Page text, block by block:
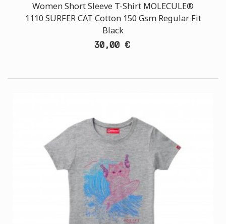
Women Short Sleeve T-Shirt MOLECULE®
1110 SURFER CAT Cotton 150 Gsm Regular Fit
Black
30,00 €